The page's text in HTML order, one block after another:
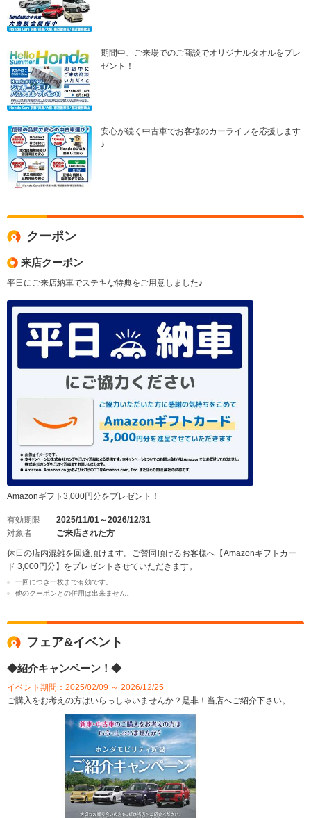
期間中、ご来場でのご商談でオリジナルタオルをプレ
ゼント！
安心が続く中古車でお客様のカーライフを応援します
♪
クーポン
来店クーポン
平日にご来店納車でステキな特典をご用意しました♪
Amazonギフト3,000円分をプレゼント！
有効期限
2025/11/01～2026/12/31
対象者
ご来店された方
休日の店内混雑を回避頂けます。ご賛同頂けるお客様へ【Amazonギフトカー
ド 3,000円分】をプレゼントさせていただきます。
一回につき一枚まで有効です。
他のクーポンとの併用は出来ません。
フェア&イベント
◆紹介キャンペーン！◆
イベント期間：2025/02/09 ～ 2026/12/25
ご購入をお考えの方はいらっしゃいませんか？是非！当店へご紹介下さい。